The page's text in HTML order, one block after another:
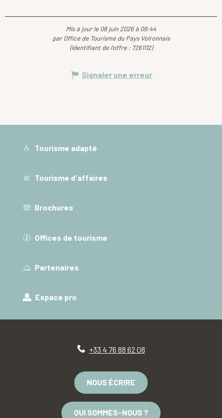
Mis à jour le 08 juin 2026 à 09:44
par Office de Tourisme du Pays Voironnais
(Identifiant de l'offre : 7261112)
Signaler une erreur
Tourisme adapté
Tourisme d'affaires
Brochures
Offices de tourisme
Partenaires
Espace pro
+33 4 76 88 62 08
NOUS ÉCRIRE
QUI SOMMES-NOUS ?